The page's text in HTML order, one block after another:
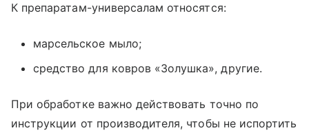
К препаратам-универсалам относятся:
марсельское мыло;
средство для ковров «Золушка», другие.
При обработке важно действовать точно по
инструкции от производителя, чтобы не испортить